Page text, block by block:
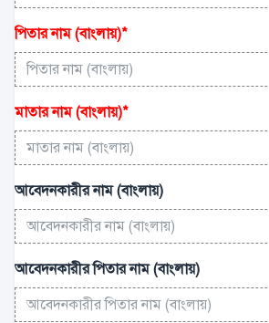
পিতার নাম (বাংলায়)*
মাতার নাম (বাংলায়)*
আবেদনকারীর নাম (বাংলায়)
আবেদনকারীর পিতার নাম (বাংলায়)